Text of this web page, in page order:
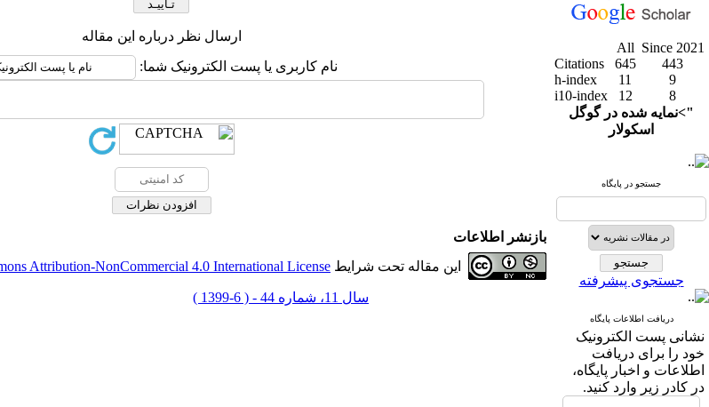
All Since 2021
Citations
645
443
h-index
11
9
i10-index
12
8
">نمایه شده در گوگل
اسکولار
جستجو در پایگاه
جستجوی پیشرفته
دریافت اطلاعات پایگاه
نشانی پست الکترونیک
خود را برای دریافت
اطلاعات و اخبار پایگاه،
در کادر زیر وارد کنید.
ارسال نظر درباره این مقاله
نام کاربری یا پست الکترونیک شما:
بازنشر اطلاعات
این مقاله تحت شرایط Attribution-NonCommercial 4.0 International License
سال 11، شماره 44 - ( 6-1399 )